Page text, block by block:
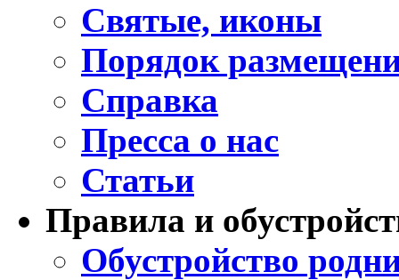
Святые, иконы
Порядок
Справка
Пресса о нас
Статьи
Правила и
Обустройство